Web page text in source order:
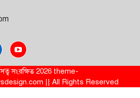
সংরক্ষিত 2026 theme-
|| All Rights Reserved